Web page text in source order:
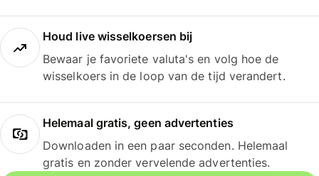
Houd live wisselkoersen bij
Bewaar je favoriete valuta's en volg hoe de
wisselkoers in de loop van de tijd verandert.
Helemaal gratis, geen advertenties
Downloaden in een paar seconden. Helemaal
gratis en zonder vervelende advertenties.